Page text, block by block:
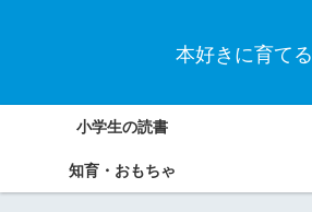
本好きに育てる
小学生の読書
知育・おもちゃ